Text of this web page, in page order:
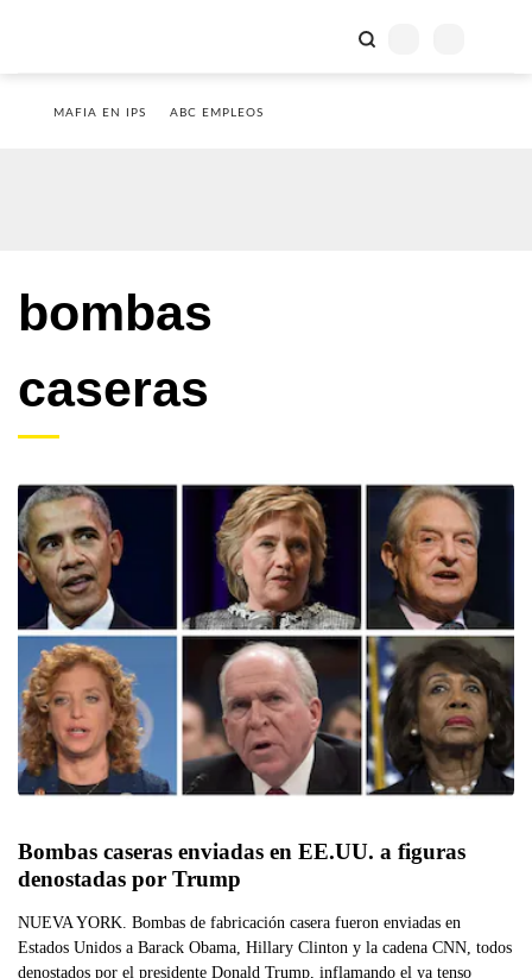
MAFIA EN IPS ABC EMPLEOS
bombas
caseras
Bombas caseras enviadas en EE.UU. a figuras
denostadas por Trump
NUEVA YORK. Bombas de fabricación casera fueron enviadas en
Estados Unidos a Barack Obama, Hillary Clinton y la cadena CNN, todos
denostados por el presidente Donald Trump, inflamando el ya tenso